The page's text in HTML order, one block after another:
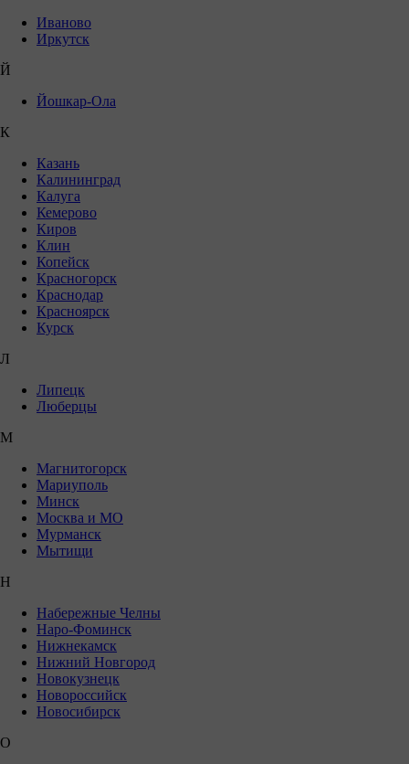
Иваново
Иркутск
Й
Йошкар-Ола
К
Казань
Калининград
Калуга
Кемерово
Киров
Клин
Копейск
Красногорск
Краснодар
Красноярск
Курск
Л
Липецк
Люберцы
М
Магнитогорск
Мариуполь
Минск
Москва и МО
Мурманск
Мытищи
Н
Набережные Челны
Наро-Фоминск
Нижнекамск
Нижний Новгород
Новокузнецк
Новороссийск
Новосибирск
О